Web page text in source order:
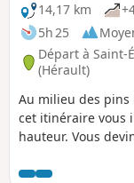
14,17 km
5h 25
Départ à Saint-
(Hérault)
Au milieu des pins
cet itinéraire vous
hauteur. Vous
parcours se fait